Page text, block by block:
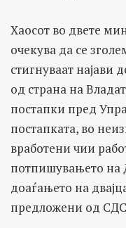
Хаосот во двете
очекува да се
стигнуваат најави
од страна на
постапки пред
постапката, во
вработени чии
потпишувањето на
доаѓањето на
предложени од